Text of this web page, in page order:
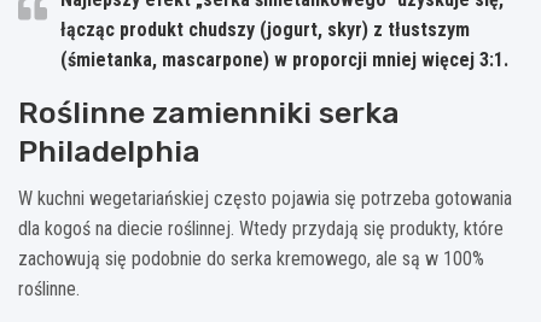
łącząc produkt chudszy (jogurt, skyr) z tłustszym
(śmietanka, mascarpone) w proporcji mniej więcej 3:1.
Roślinne zamienniki serka
Philadelphia
W kuchni wegetariańskiej często pojawia się potrzeba gotowania
dla kogoś na diecie roślinnej. Wtedy przydają się produkty, które
zachowują się podobnie do serka kremowego, ale są w 100%
roślinne.